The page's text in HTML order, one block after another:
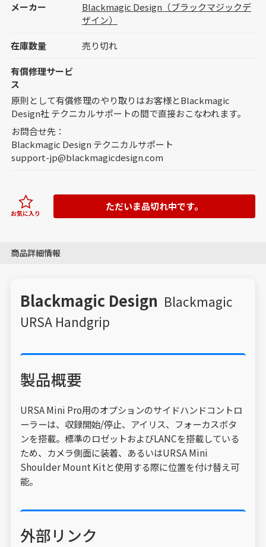
メーカー
Blackmagic Design（ブラックマジックデ
ザイン）
在庫数量 売り切れ
有償修理サービ
ス
原則として有償修理のやり取りはお客様とBlackmagic
Design社 テクニカルサポートの間で直接おこなわれます。
お問合せ先：
Blackmagic Design テクニカルサポート
support-jp@blackmagicdesign.com
ただいま品切れ中です。
お気に入り
商品詳細情報
Blackmagic Design Blackmagic
URSA Handgrip
製品概要
URSA Mini Pro用のオプションのサイドハンドコントロ
ーラーは、収録開始/停止、アイリス、フォーカスボタ
ンを搭載。標準のロゼットおよびLANCを搭載している
ため、カメラ側面に装着、あるいはURSA Mini
Shoulder Mount Kitと使用する際に位置を付け替え可
能。
外部リンク